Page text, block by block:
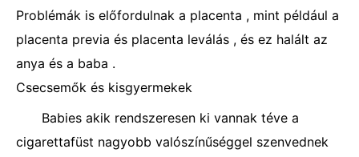
Problémák is előfordulnak a placenta , mint például a
placenta previa és placenta leválás , és ez halált az
anya és a baba .
Csecsemők és kisgyermekek
Babies akik rendszeresen ki vannak téve a
cigarettafüst nagyobb valószínűséggel szenvednek